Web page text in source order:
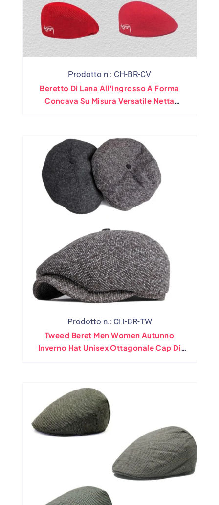
Prodotto n.: CH-BR-CV
Beretto Di Lana All'ingrosso A Forma
Concava Su Misura Versatile Netta
Prodotto n.: CH-BR-TW
Tweed Beret Men Women Autunno
Inverno Hat Unisex Ottagonale Cap Di
Berretto Da Berretto Da Berretto